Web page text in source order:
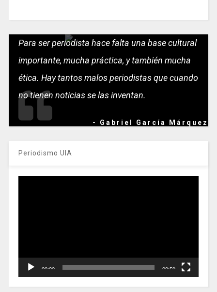
Para ser periodista hace falta una base cultural
importante, mucha práctica, y también mucha
ética. Hay tantos malos periodistas que cuando
no tienen noticias se las inventan.
- Gabriel García Márquez
Periodismo UIA
00:00 00:59